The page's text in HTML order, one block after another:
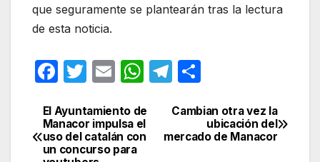
que seguramente se plantearán tras la lectura
de esta noticia.
F
c
e
T
itt
er
E
ail
W
at
s
T
e
gr
m
p
Navegación
de
Cambian otra vez la
ubicación del
mercado de Manacor
El Ayuntamiento de
Manacor impulsa el
uso del catalán con
un concurso para